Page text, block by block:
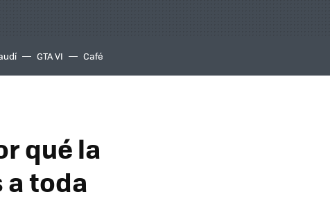
GTA VI Café
qué la
toda